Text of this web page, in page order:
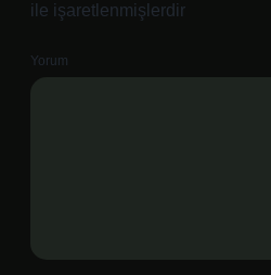
ile işaretlenmişlerdir
Yorum